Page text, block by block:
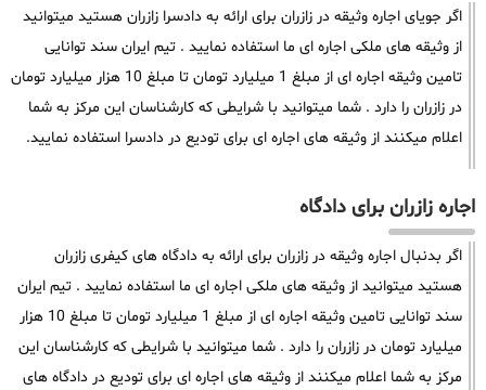
اگر جویای اجاره وثیقه در زازران برای ارائه به دادسرا زازران هستید میتوانید
از وثیقه های ملکی اجاره ای ما استفاده نمایید . تیم ایران سند توانایی
تامین وثیقه اجاره ای از مبلغ 1 میلیارد تومان تا مبلغ 10 هزار میلیارد تومان
در زازران را دارد . شما میتوانید با شرایطی که کارشناسان این مرکز به شما
اعلام میکنند از وثیقه های اجاره ای برای تودیع در دادسرا استفاده نمایید.
اجاره زازران برای دادگاه
اگر بدنبال اجاره وثیقه در زازران برای ارائه به دادگاه های کیفری زازران
هستید میتوانید از وثیقه های ملکی اجاره ای ما استفاده نمایید . تیم ایران
سند توانایی تامین وثیقه اجاره ای از مبلغ 1 میلیارد تومان تا مبلغ 10 هزار
میلیارد تومان در زازران را دارد . شما میتوانید با شرایطی که کارشناسان این
مرکز به شما اعلام میکنند از وثیقه های اجاره ای برای تودیع در دادگاه های